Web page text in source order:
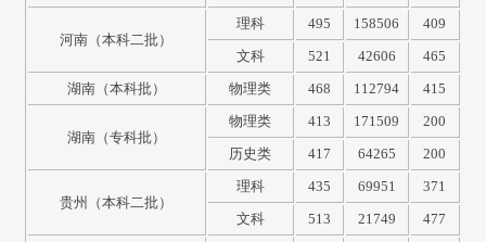
河南（本科二批）
理科 495 158506
409
文科
521 42606
465
湖南（本科批）
物理类 468 112794 415
湖南（专科批）
物理类 413 171509
200
历史类
417 64265 200
贵州（本科二批）
理科 435 69951
371
文科
513 21749 477